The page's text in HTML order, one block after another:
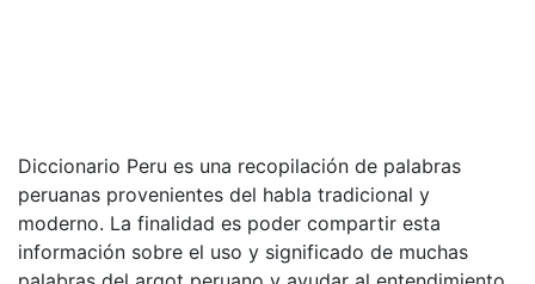
Diccionario Peru es una recopilación de palabras
peruanas provenientes del habla tradicional y
moderno. La finalidad es poder compartir esta
información sobre el uso y significado de muchas